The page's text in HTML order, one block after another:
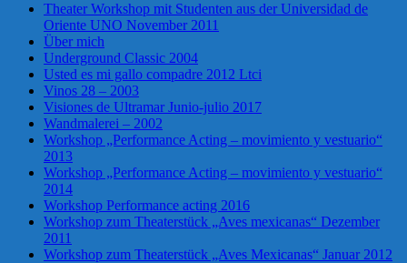
Theater Workshop mit Studenten aus der Universidad de
Oriente UNO November 2011
Über mich
Underground Classic 2004
Usted es mi gallo compadre 2012 Ltci
Vinos 28 – 2003
Visiones de Ultramar Junio-julio 2017
Wandmalerei – 2002
Workshop „Performance Acting – movimiento y vestuario“
2013
Workshop „Performance Acting – movimiento y vestuario“
2014
Workshop Performance acting 2016
Workshop zum Theaterstück „Aves mexicanas“ Dezember
2011
Workshop zum Theaterstück „Aves Mexicanas“ Januar 2012